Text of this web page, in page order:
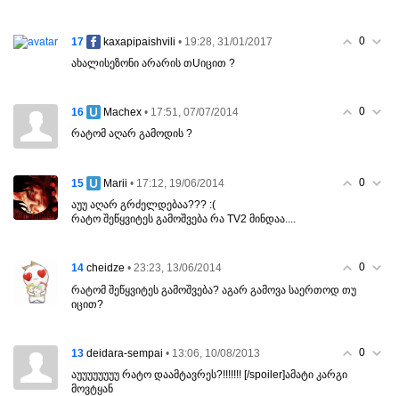
0
17 kaxapipaishvili • 19:28, 31/01/2017
ახალისეზონი არარის თUიცით ?
0
16 Machex • 17:51, 07/07/2014
რატომ აღარ გამოდის ?
0
15 Marii • 17:12, 19/06/2014
აუუ აღარ გრძელდებაა??? :(
რატო შეწყვიტეს გამოშვება რა TV2 მინდაა....
0
14 cheidze • 23:23, 13/06/2014
რატომ შეწყვიტეს გამოშვება? აგარ გამოვა საერთოდ თუ
იცით?
0
13 deidara-sempai • 13:06, 10/08/2013
აუუუუუუუუ რატო დაამტავრეს?!!!!!!! [/spoiler]ამატი კარგი
მოვტყან